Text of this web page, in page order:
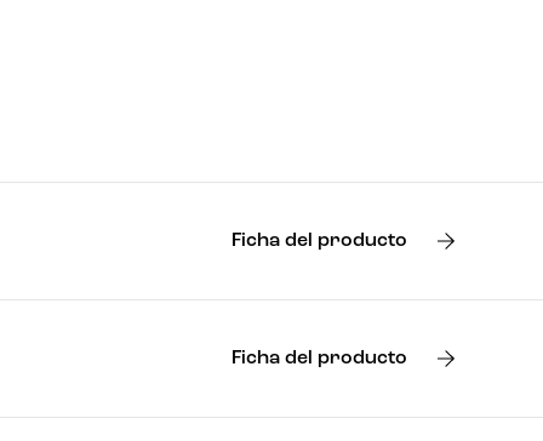
Ficha del producto
Ficha del producto